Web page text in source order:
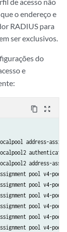
o endereço e
RADIUS para
ser exclusivos.
do
e
content_copy zoom_out_map
address-
address-
pool v4-
pool v4-
pool v4-
pool v4-
pool v4-